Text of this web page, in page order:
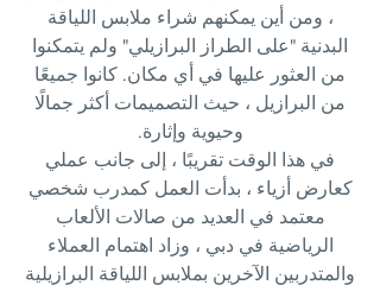
، ومن أين يمكنهم شراء ملابس اللياقة
البدنية "على الطراز البرازيلي" ولم يتمكنوا
من العثور عليها في أي مكان. كانوا جميعًا
من البرازيل ، حيث التصميمات أكثر جمالًا
وحيوية وإثارة.
في هذا الوقت تقريبًا ، إلى جانب عملي
كعارض أزياء ، بدأت العمل كمدرب شخصي
معتمد في العديد من صالات الألعاب
الرياضية في دبي ، وزاد اهتمام العملاء
والمتدربين الآخرين بملابس اللياقة البرازيلية